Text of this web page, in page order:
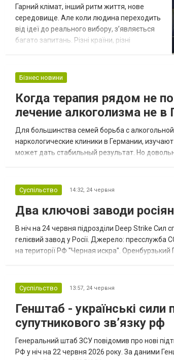
Гарний клімат, інший ритм життя, нове
середовище. Але коли людина переходить
від ідеї до реального вибору, з’являється
багато запитань. Різні країни, різні
зрозуміти, з чого почати і як уникнути
помилок. У таких ситуаціях зазвичай
дивляться реальні варіанти, щоб
сформувати базове уявлення, наприклад
м...
Бізнес новини
Когда терапия рядом не
лечение алкоголизма не в
Для большинства семей борьба с
наркологические клиники в Германии,
может дать стабильный результат. Но
Суспільство 14:32, 24 червня
Два ключові заводи
В ніч на 24 червня підрозділи Deep Strike
гелієвий завод у Росії. Джерело: пресслужба
на території РФ "Черная искра". Оренбурзький
Суспільство 13:57, 24 червня
Генштаб - українські
супутникового зв’язку рф
Генеральний штаб ЗСУ повідомив про нові
РФ у ніч на 22 червня 2026 року. За даними